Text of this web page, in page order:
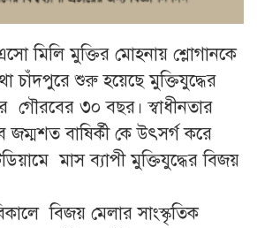
মিলি মুক্তির মোহনায় শ্লোগানকে
চাঁদপুরে শুরু হয়েছে মুক্তিযুদ্ধের
গৌরবের ৩০ বছর। স্বাধীনতার
জম্মশত বাষির্কী কে উৎসর্গ করে
মাস ব্যাপী মুক্তিযুদ্ধের বিজয়
বিজয় মেলার সাংস্কৃতিক